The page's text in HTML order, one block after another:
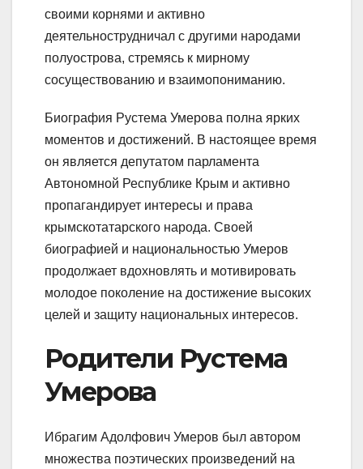
своими корнями и активно
деятельнострудничал с другими народами
полуострова, стремясь к мирному
сосуществованию и взаимопониманию.
Биография Рустема Умерова полна ярких
моментов и достижений. В настоящее время
он является депутатом парламента
Автономной Республике Крым и активно
пропагандирует интересы и права
крымскотатарского народа. Своей
биографией и национальностью Умеров
продолжает вдохновлять и мотивировать
молодое поколение на достижение высоких
целей и защиту национальных интересов.
Родители Рустема
Умерова
Ибрагим Адолфович Умеров был автором
множества поэтических произведений на